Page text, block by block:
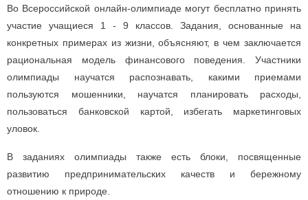
Во Всероссийской онлайн-олимпиаде могут бесплатно принять
участие учащиеся 1 - 9 классов. Задания, основанные на
конкретных примерах из жизни, объясняют, в чем заключается
рациональная модель финансового поведения. Участники
олимпиады научатся распознавать, какими приемами
пользуются мошенники, научатся планировать расходы,
пользоваться банковской картой, избегать маркетинговых
уловок.
В заданиях олимпиады также есть блоки, посвященные
развитию предпринимательских качеств и бережному
отношению к природе.